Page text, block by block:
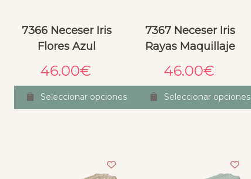
7366 Neceser Iris
Flores Azul
46.00€
Seleccionar opciones
7367 Neceser Iris
Rayas Maquillaje
46.00€
Seleccionar opciones